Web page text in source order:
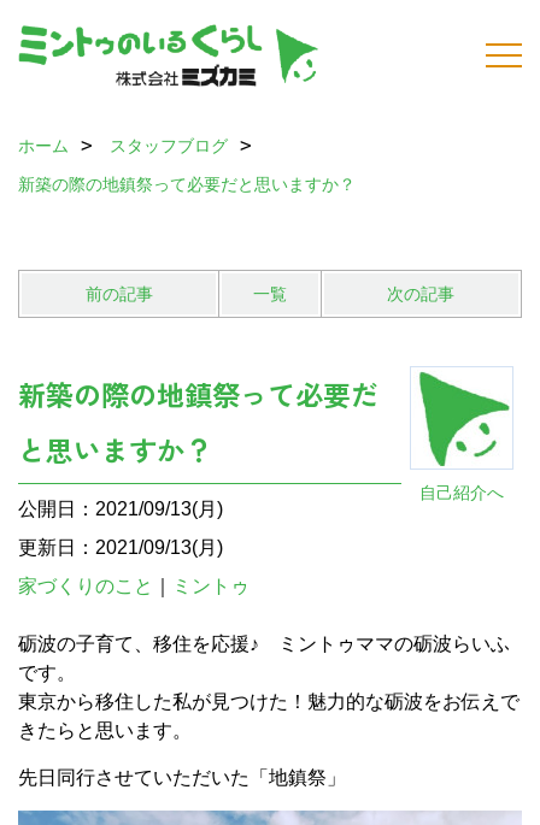
ホーム
スタッフブログ
新築の際の地鎮祭って必要だと思いますか？
前の記事 一覧 次の記事
自己紹介へ
新築の際の地鎮祭って必要だ
と思いますか？
公開日：2021/09/13(月)
更新日：2021/09/13(月)
家づくりのこと
ミントゥ
砺波の子育て、移住を応援♪ ミントゥママの砺波らいふ
です。
東京から移住した私が見つけた！魅力的な砺波をお伝えで
きたらと思います。
先日同行させていただいた「地鎮祭」